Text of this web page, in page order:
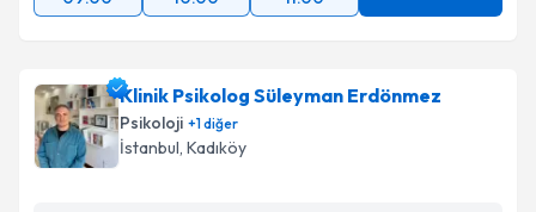
Klinik Psikolog Süleyman Erdönmez
Psikoloji +1diğer
İstanbul, Kadıköy